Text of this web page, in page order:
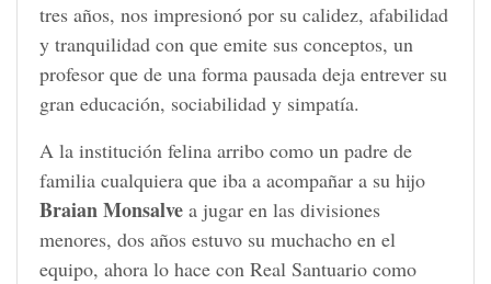
tres años, nos impresionó por su calidez, afabilidad
y tranquilidad con que emite sus conceptos, un
profesor que de una forma pausada deja entrever su
gran educación, sociabilidad y simpatía.
A la institución felina arribo como un padre de
familia cualquiera que iba a acompañar a su hijo
Braian Monsalve a jugar en las divisiones
menores, dos años estuvo su muchacho en el
equipo, ahora lo hace con Real Santuario como